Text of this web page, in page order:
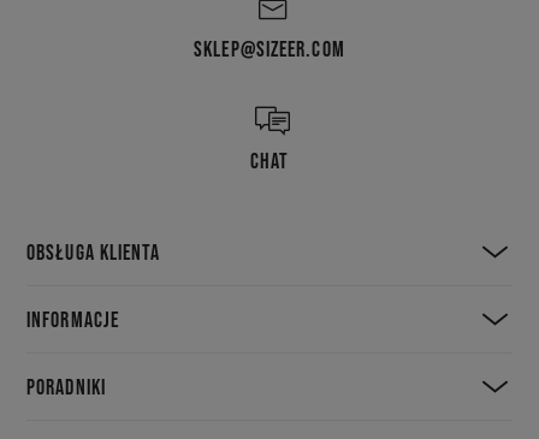
SKLEP@SIZEER.COM
CHAT
OBSŁUGA KLIENTA
INFORMACJE
PORADNIKI